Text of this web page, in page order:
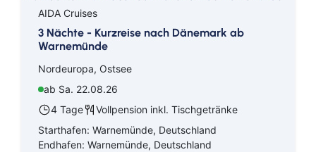
AIDA Cruises
3 Nächte - Kurzreise nach Dänemark ab
Warnemünde
Nordeuropa, Ostsee
ab Sa. 22.08.26
4 Tage
Vollpension inkl. Tischgetränke
Starthafen: Warnemünde, Deutschland
Endhafen: Warnemünde, Deutschland